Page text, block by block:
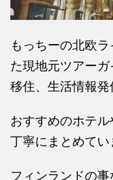
もっちーの北欧
た現地元ツアーガ
移住、生活情報発
おすすめのホテ
丁寧にまとめてい
フィンランドの事